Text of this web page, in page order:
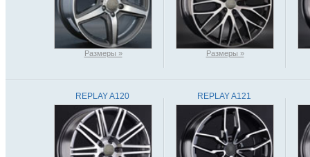
Размеры » Размеры »
REPLAY A120 REPLAY A121